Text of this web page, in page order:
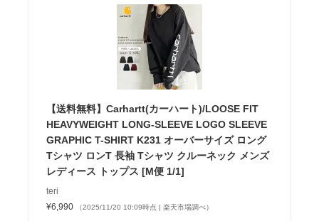
【送料無料】Carhartt(カーハート)/LOOSE FIT
HEAVYWEIGHT LONG-SLEEVE LOGO SLEEVE
GRAPHIC T-SHIRT K231 オーバーサイズ ロング
Tシャツ ロンT 長袖 Tシャツ クルーネック メンズ
レディース トップス [M便 1/1]
teri
¥6,990
（2025/11/20 10:09時点 | 楽天市場調べ）